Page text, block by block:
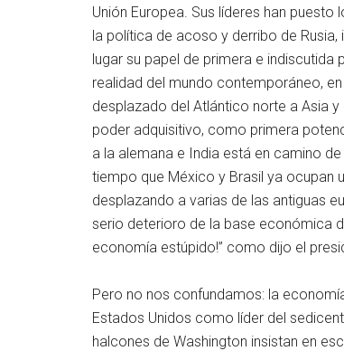
Unión Europea. Sus líderes han
la política de acoso y derribo de
lugar su papel de primera e
realidad del mundo contemporáneo,
desplazado del Atlántico norte a Asia
poder adquisitivo, como primera
a la alemana e India está en camino
tiempo que México y Brasil ya ocupan
desplazando a varias de las antiguas
serio deterioro de la base económica
economía estúpido!” como dijo el
Pero no nos confundamos: la
Estados Unidos como líder del
halcones de Washington insistan en